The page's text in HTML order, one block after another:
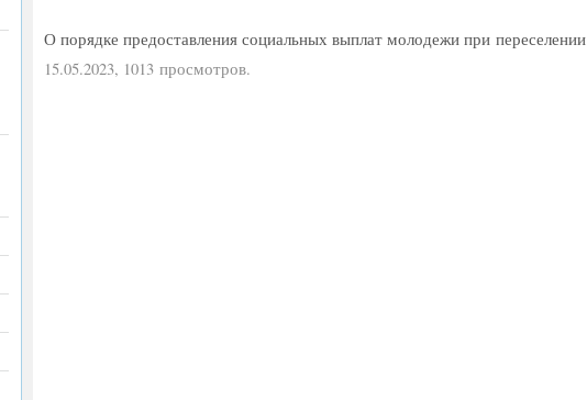
О порядке предоставления социальных выплат молодежи при переселении
15.05.2023, 1013 просмотров.